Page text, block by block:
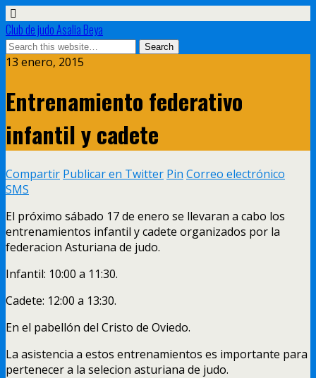
Club de judo Asalia Beya
13 enero, 2015
Entrenamiento federativo
infantil y cadete
Compartir Publicar en Twitter Pin Correo electrónico
SMS
El próximo sábado 17 de enero se llevaran a cabo los
entrenamientos infantil y cadete organizados por la
federacion Asturiana de judo.
Infantil: 10:00 a 11:30.
Cadete: 12:00 a 13:30.
En el pabellón del Cristo de Oviedo.
La asistencia a estos entrenamientos es importante para
pertenecer a la selecion asturiana de judo.